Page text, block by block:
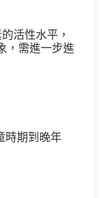
活性水平，
，需進一步進
時期到晚年